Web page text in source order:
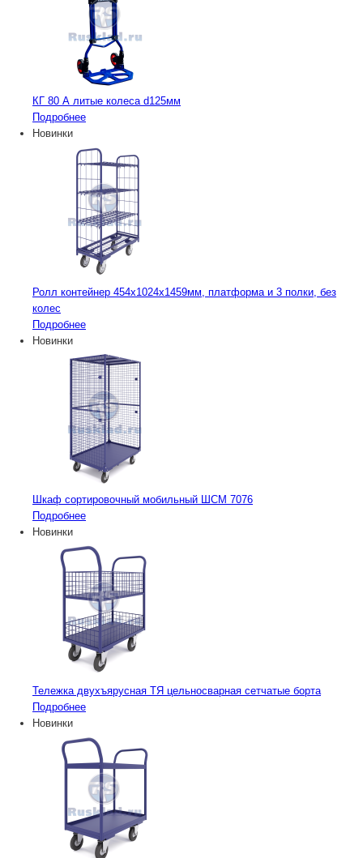
КГ 80 А литые колеса d125мм
Подробнее
Новинки
Ролл контейнер 454х1024х1459мм, платформа и 3 полки, без
колес
Подробнее
Новинки
Шкаф сортировочный мобильный ШСМ 7076
Подробнее
Новинки
Тележка двухъярусная ТЯ цельносварная сетчатые борта
Подробнее
Новинки